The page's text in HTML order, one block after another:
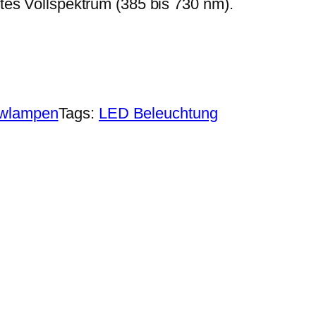
Vollspektrum (385 bis 730 nm).
Tags: LED Beleuchtung